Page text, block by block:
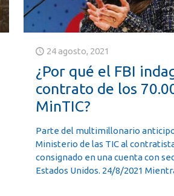
24 agosto, 2021
¿Por qué el FBI
contrato de los
MinTIC?
Parte del multimillonario
Ministerio de las TIC al
consignado en una cuenta con
Estados Unidos. 24/8/2021